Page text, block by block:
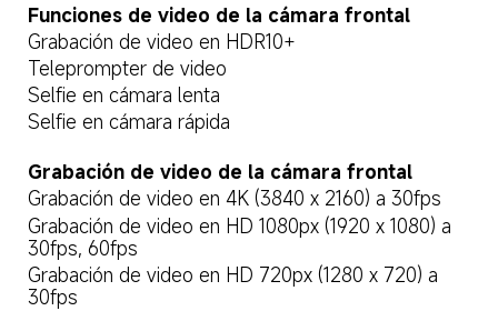
Funciones de video de la cámara frontal
Grabación de video en HDR10+
Teleprompter de video
Selfie en cámara lenta
Selfie en cámara rápida
Grabación de video de la cámara frontal
Grabación de video en 4K (3840 x 2160) a 30fps
Grabación de video en HD 1080px (1920 x 1080) a
30fps, 60fps
Grabación de video en HD 720px (1280 x 720) a
30fps